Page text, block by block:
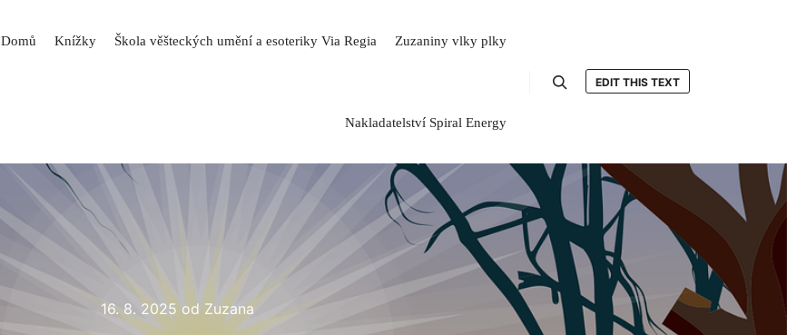
Domů Knížky Škola věšteckých umění a esoteriky Via Regia Zuzaniny vlky plky
Nakladatelství Spiral Energy
EDIT THIS TEXT
16. 8. 2025 od Zuzana